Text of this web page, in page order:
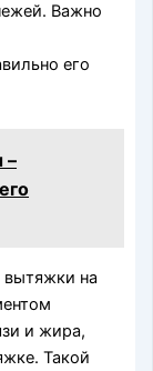
Важно
его
–
вытяжки на
и жира,
Такой